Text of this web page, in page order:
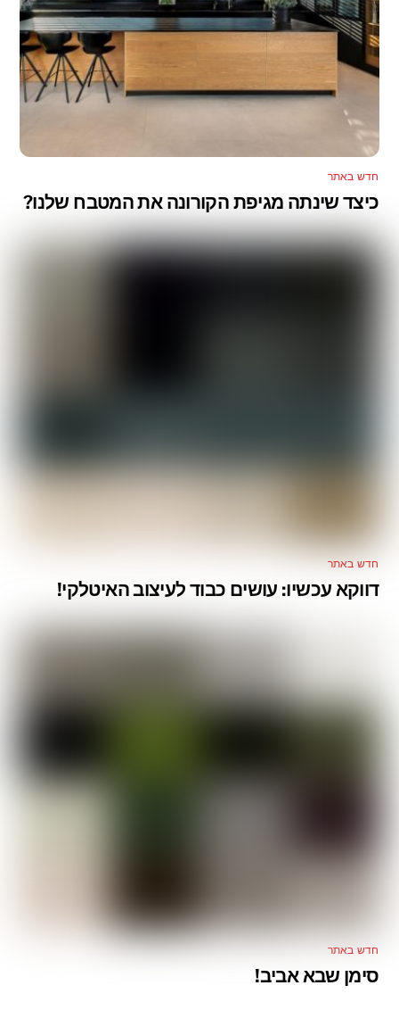
חדש באתר
כיצד שינתה מגיפת הקורונה את המטבח שלנו?
חדש באתר
דווקא עכשיו: עושים כבוד לעיצוב האיטלקי!
חדש באתר
סימן שבא אביב!